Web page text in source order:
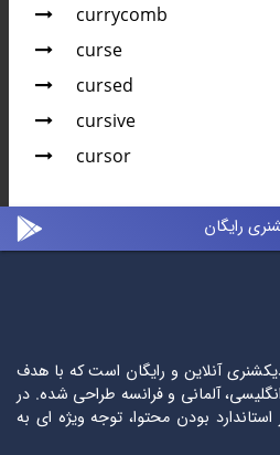
currycomb
curse
cursed
cursive
cursor
رایگان
آنلاین و رایگان است که با هدف
آلمانی و فرانسه طراحی شده. در
بودن محتوا، توجه ویژه ای به